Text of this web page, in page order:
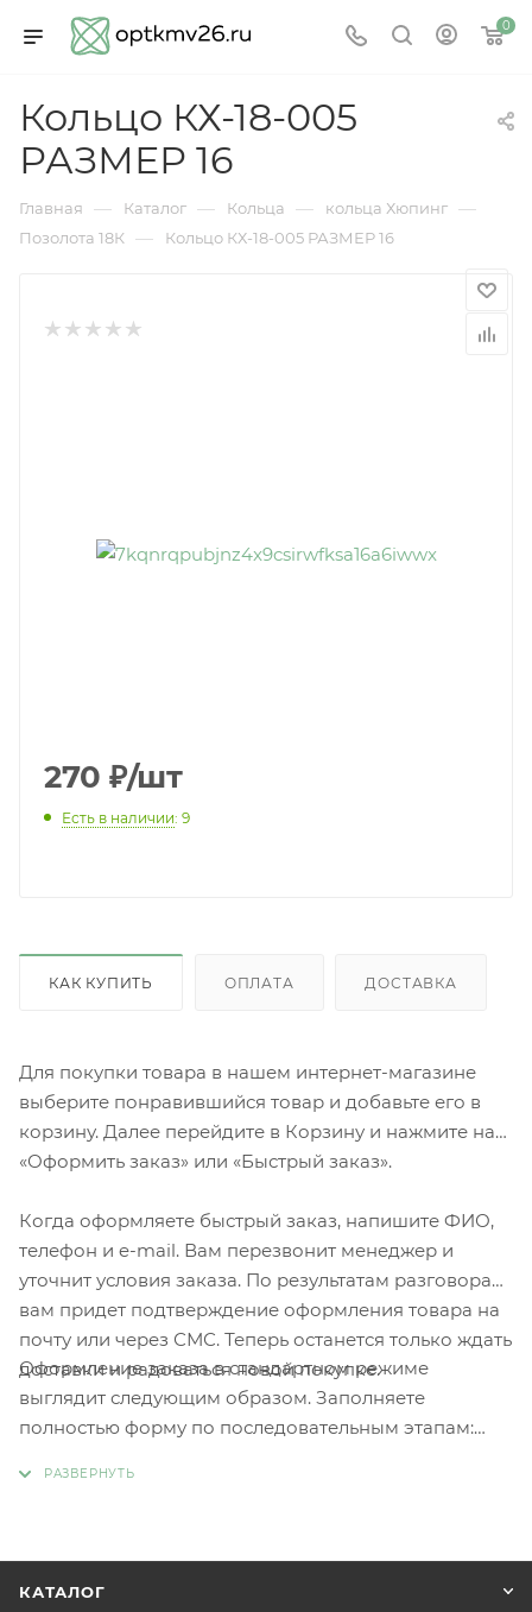
0
Кольцо КХ-18-005
РАЗМЕР 16
Главная — Каталог — Кольца — кольца Хюпинг —
Позолота 18К — Кольцо КХ-18-005 РАЗМЕР 16
270 ₽/шт
Есть в наличии: 9
КАК КУПИТЬ ОПЛАТА ДОСТАВКА
Для покупки товара в нашем интернет-магазине
выберите понравившийся товар и добавьте его в
корзину. Далее перейдите в Корзину и нажмите на
«Оформить заказ» или «Быстрый заказ».
Когда оформляете быстрый заказ, напишите ФИО,
телефон и e-mail. Вам перезвонит менеджер и
уточнит условия заказа. По результатам разговора
вам придет подтверждение оформления товара на
почту или через СМС. Теперь останется только ждать
доставки и радоваться новой покупке.
Оформление заказа в стандартном режиме
выглядит следующим образом. Заполняете
полностью форму по последовательным этапам:
КАТАЛОГ